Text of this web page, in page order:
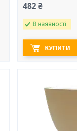
482 ₴
В наявності
КУПИТИ